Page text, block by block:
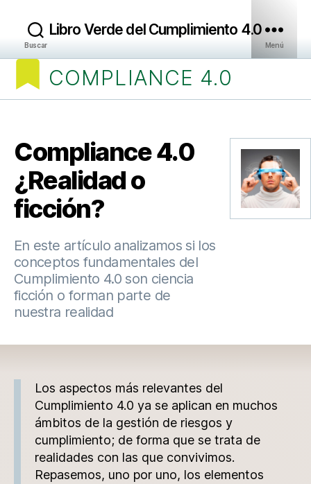
Buscar
Libro Verde del Cumplimiento 4.0
Menú
Categorías
COMPLIANCE 4.0
Compliance 4.0
¿Realidad o
ficción?
En este artículo analizamos si los
conceptos fundamentales del
Cumplimiento 4.0 son ciencia
ficción o forman parte de
nuestra realidad
Los aspectos más relevantes del
Cumplimiento 4.0 ya se aplican en muchos
ámbitos de la gestión de riesgos y
cumplimiento; de forma que se trata de
realidades con las que convivimos.
Repasemos, uno por uno, los elementos